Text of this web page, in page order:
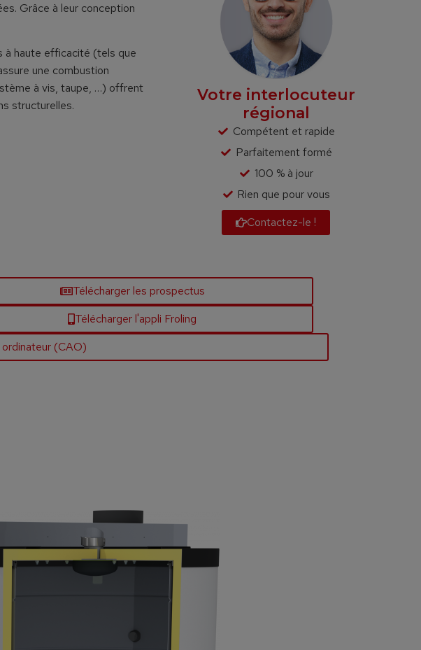
Grâce à leur conception
à haute efficacité (tels que
une combustion
à vis, taupe, …) offrent
structurelles.
Votre interlocuteur
régional
Compétent et rapide
Parfaitement formé
100 % à jour
Rien que pour vous
Contactez-le !
Télécharger les prospectus
Télécharger l'appli Froling
(CAO)